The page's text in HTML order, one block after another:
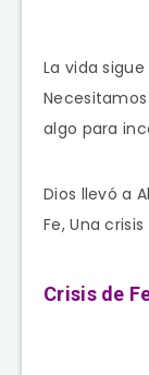
La vida
algo para
Dios llevó a
Fe, Una
Crisis de